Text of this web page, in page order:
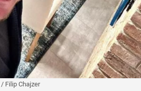
/ Filip Chajzer